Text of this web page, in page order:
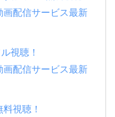
画配信サービス最新
視聴！
画配信サービス最新
視聴！